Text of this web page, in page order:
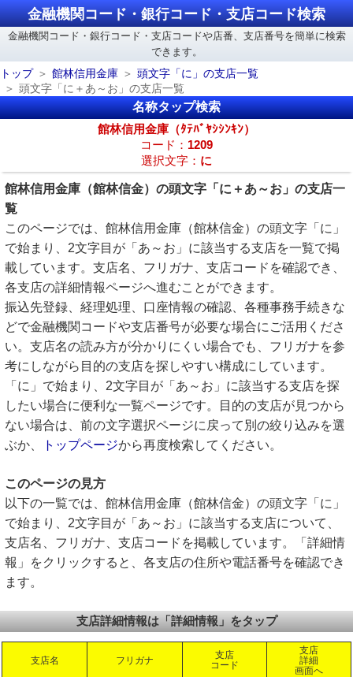
金融機関コード・銀行コード・支店コード検索
金融機関コード・銀行コード・支店コードや店番、支店番号を簡単に検索
できます。
トップ
館林信用金庫
頭文字「に」の支店一覧
頭文字「に＋あ～お」の支店一覧
名称タップ検索
館林信用金庫（ﾀﾃﾊﾞﾔｼｼﾝｷﾝ）
コード： 1209
選択文字： に
館林信用金庫（館林信金）の頭文字「に＋あ～お」の支店一
覧
このページでは、館林信用金庫（館林信金）の頭文字「に」
で始まり、2文字目が「あ～お」に該当する支店を一覧で掲
載しています。支店名、フリガナ、支店コードを確認でき、
各支店の詳細情報ページへ進むことができます。
振込先登録、経理処理、口座情報の確認、各種事務手続きな
どで金融機関コードや支店番号が必要な場合にご活用くださ
い。支店名の読み方が分かりにくい場合でも、フリガナを参
考にしながら目的の支店を探しやすい構成にしています。
「に」で始まり、2文字目が「あ～お」に該当する支店を探
したい場合に便利な一覧ページです。目的の支店が見つから
ない場合は、前の文字選択ページに戻って別の絞り込みを選
ぶか、
トップページから再度検索してください。
このページの見方
以下の一覧では、館林信用金庫（館林信金）の頭文字「に」
で始まり、2文字目が「あ～お」に該当する支店について、
支店名、フリガナ、支店コードを掲載しています。「詳細情
報」をクリックすると、各支店の住所や電話番号を確認でき
ます。
支店詳細情報は「詳細情報」をタップ
支店名 フリガナ
支店
コード
支店
詳細
画面へ